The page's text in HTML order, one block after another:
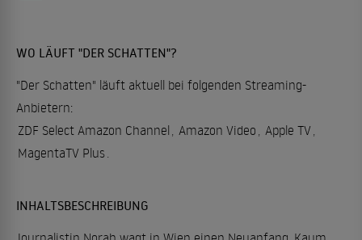
WO LÄUFT "DER SCHATTEN"?
"Der Schatten" läuft aktuell bei folgenden Streaming-
Anbietern:
ZDF Select Amazon Channel
Amazon Video Apple TV
MagentaTV Plus
INHALTSBESCHREIBUNG